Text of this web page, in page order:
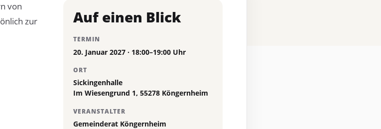
von
zur
Auf einen Blick
TERMIN
20. Januar 2027 · 18:00–19:00 Uhr
ORT
Sickingenhalle
Im Wiesengrund 1, 55278 Köngernheim
VERANSTALTER
Gemeinderat Köngernheim